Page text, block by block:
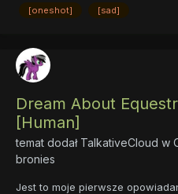
[oneshot] [sad]
Dream About
[Human]
temat dodał TalkativeCloud w
bronies
Jest to moje pierwsze